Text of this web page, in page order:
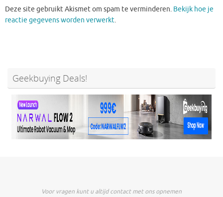
Deze site gebruikt Akismet om spam te verminderen. Bekijk hoe je
reactie gegevens worden verwerkt.
Geekbuying Deals!
Voor vragen kunt u altijd contact met ons opnemen